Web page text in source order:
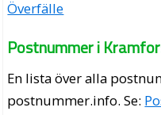
Överfälle
Postnummer i
En lista över alla
postnummer.info. Se: